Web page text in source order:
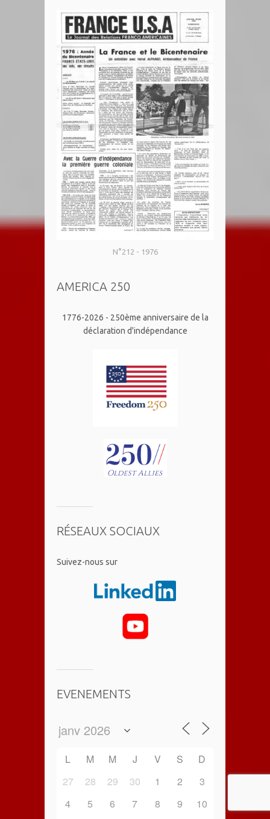
N°212 - 1976
AMERICA 250
1776-2026 - 250ème anniversaire de la
déclaration d'indépendance
RÉSEAUX SOCIAUX
​Suivez-nous sur
EVENEMENTS
L M M J V S
D
27
28 29 30 1 2
3
4
5 6 7 8 9
10